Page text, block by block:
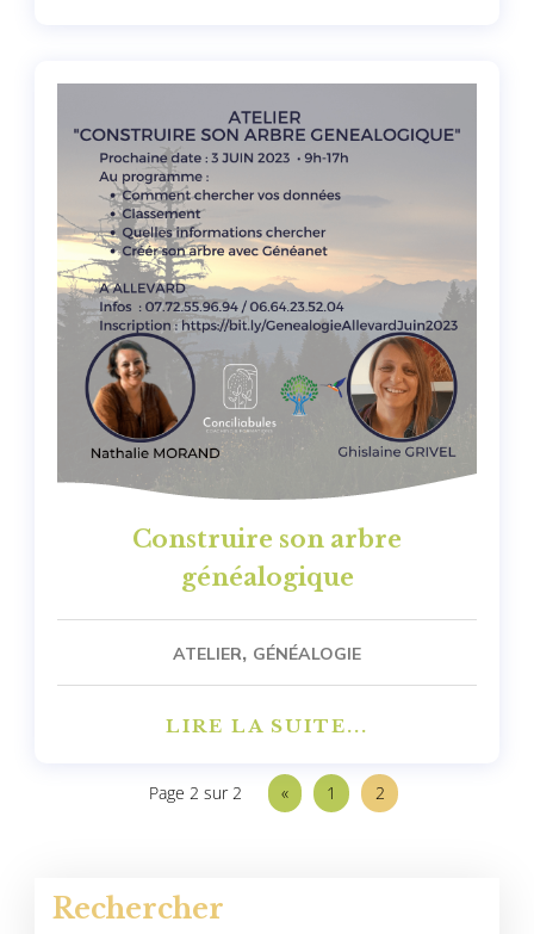
Construire son arbre
généalogique
ATELIER, GÉNÉALOGIE
LIRE LA SUITE...
Page 2 sur 2 « 1 2
Rechercher